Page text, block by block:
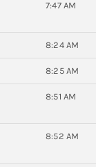
7:47 AM
8:24 AM
8:25 AM
8:51 AM
8:52 AM